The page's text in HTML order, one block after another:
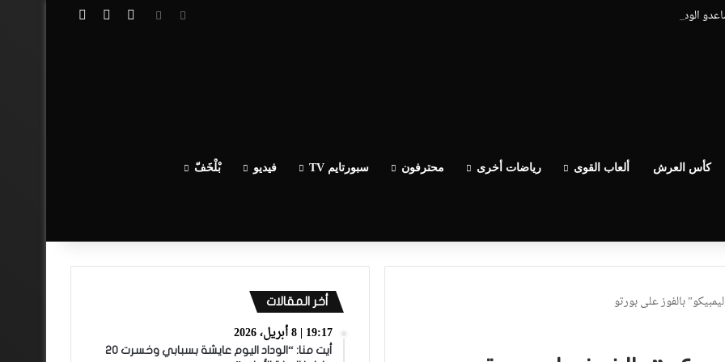
الوداد عيط ليهم قاضي التحقيق.. دابا حتى شي واحد ما بقا باغي يعاون” تسجيل الدخول
مقال عشوائي
كأس العرش ألعاب القوى رياضات أخرى محترفون سبورتايم TV فيديو بْلْخَفّ
بالفوز على بورتو
أخر المقالات
19:17 | 8 أبريل، 2026
أيت منا: “الوداد اليوم عايشة بسبابي وخسرت 20